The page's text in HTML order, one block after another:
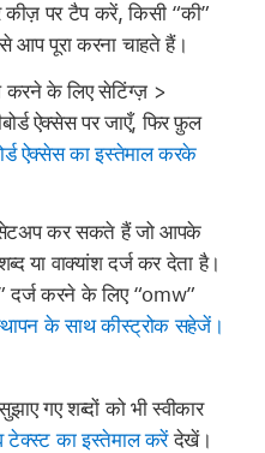
कीज़ पर टैप करें, किसी “की”
आप पूरा करना चाहते हैं।
करने के लिए सेटिंग्ज़ >
ऐक्सेस पर जाएँ, फिर फ़ुल
ऐक्सेस का इस्तेमाल करके
सेटअप कर सकते हैं जो आपके
या वाक्यांश दर्ज कर देता है।
दर्ज करने के लिए “omw”
के साथ कीस्ट्रोक सहेजें।
गए शब्दों को भी स्वीकार
टेक्स्ट का इस्तेमाल करेंदेखें।